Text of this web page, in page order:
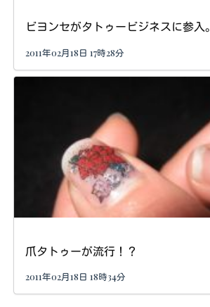
ビヨンセがタトゥービジネスに参入。
2011年02月18日 17時28分
爪タトゥーが流行！？
2011年02月18日 18時34分